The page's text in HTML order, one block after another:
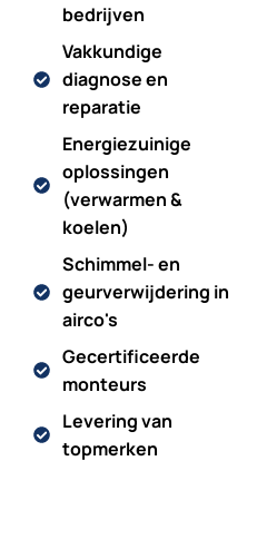
bedrijven
Vakkundige
diagnose en
reparatie
Energiezuinige
oplossingen
(verwarmen &
koelen)
Schimmel- en
geurverwijdering in
airco's
Gecertificeerde
monteurs
Levering van
topmerken